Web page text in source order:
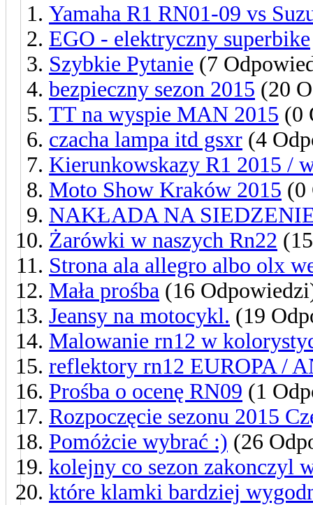
Yamaha R1 RN01-09 vs
EGO - elektryczny superbike
Szybkie Pytanie (7
bezpieczny sezon 2015 (20
TT na wyspie MAN 2015 (0
czacha lampa itd gsxr (4
Kierunkowskazy R1 2015 /
Moto Show Kraków 2015 (0
NAKŁADA NA
Żarówki w naszych Rn22
Strona ala allegro albo olx
Mała prośba (16
Jeansy na motocykl. (19
Malowanie rn12 w
reflektory rn12 EUROPA /
Prośba o ocenę RN09 (1
Rozpoczęcie sezonu 2015
Pomóżcie wybrać :) (26
kolejny co sezon zakonczyl
które klamki bardziej